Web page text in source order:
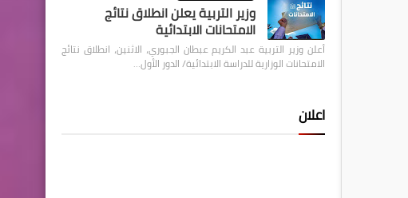
وزير التربية يعلن انطلاق نتائج
الامتحانات الابتدائية
أعلن وزير التربية عبد الكريم عبطان الجبوري، الاثنين، انطلاق نتائج
الامتحانات الوزارية للدراسة الابتدائية/ الدور الأول…
اعلان